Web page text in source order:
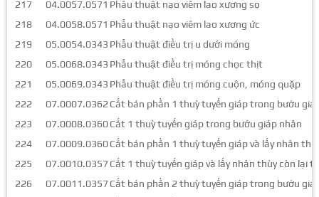
217
04.0057.0571 Phẫu thuật nạo viêm lao xương sọ
218
04.0058.0571 Phẫu thuật nạo viêm lao xương ức
219
05.0054.0343 Phẫu thuật điều trị u dưới móng
220
05.0068.0343 Phẫu thuật điều trị móng chọc thịt
221
05.0069.0343 Phẫu thuật điều trị móng cuộn, móng quặp
222
07.0007.0362 Cắt bán phần 1 thuỳ tuyến giáp trong bướu
223
07.0008.0360Cắt 1 thuỳ tuyến giáp trong bướu giáp nhân
224
07.0009.0360Cắt bán phần 1 thuỳ tuyến giáp và lấy nhân
225
07.0010.0357Cắt 1 thuỳ tuyến giáp và lấy nhân thùy còn lại
226
07.0011.0357Cắt bán phần 2 thuỳ tuyến giáp trong bướu